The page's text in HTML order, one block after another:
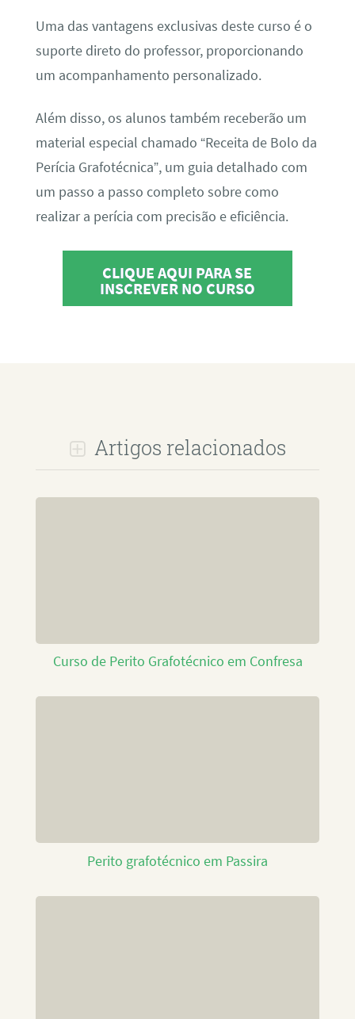
Uma das vantagens exclusivas deste curso é o
suporte direto do professor, proporcionando
um acompanhamento personalizado.
Além disso, os alunos também receberão um
material especial chamado “Receita de Bolo da
Perícia Grafotécnica”, um guia detalhado com
um passo a passo completo sobre como
realizar a perícia com precisão e eficiência.
CLIQUE AQUI PARA SE
INSCREVER NO CURSO
Artigos relacionados
Curso de Perito Grafotécnico em Confresa
Perito grafotécnico em Passira